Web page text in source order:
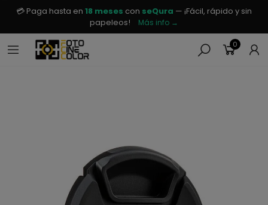
💳 Paga hasta en 18 meses con seQura — ¡Fácil, rápido y sin
papeleos!
Más info →
0